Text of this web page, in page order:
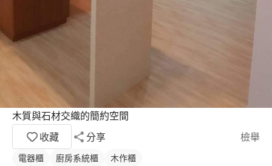
木質與石材交織的簡約空間
收藏
分享 檢舉
電器櫃 廚房系統櫃
木作櫃